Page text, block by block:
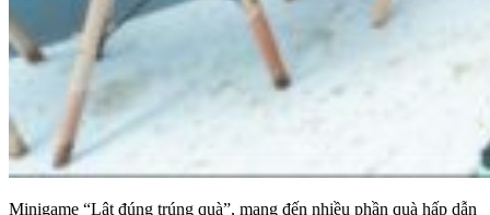
Minigame “Lật đúng trúng quà”, mang đến nhiều phần quà hấp dẫn